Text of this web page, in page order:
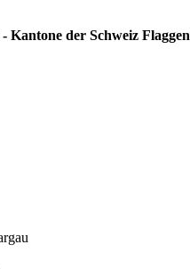
Kantone der Schweiz Flaggen